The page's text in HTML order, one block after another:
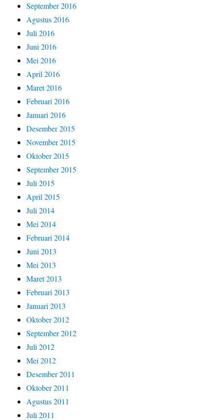
September 2016
Agustus 2016
Juli 2016
Juni 2016
Mei 2016
April 2016
Maret 2016
Februari 2016
Januari 2016
Desember 2015
November 2015
Oktober 2015
September 2015
Juli 2015
April 2015
Juli 2014
Mei 2014
Februari 2014
Juni 2013
Mei 2013
Maret 2013
Februari 2013
Januari 2013
Oktober 2012
September 2012
Juli 2012
Mei 2012
Desember 2011
Oktober 2011
Agustus 2011
Juli 2011